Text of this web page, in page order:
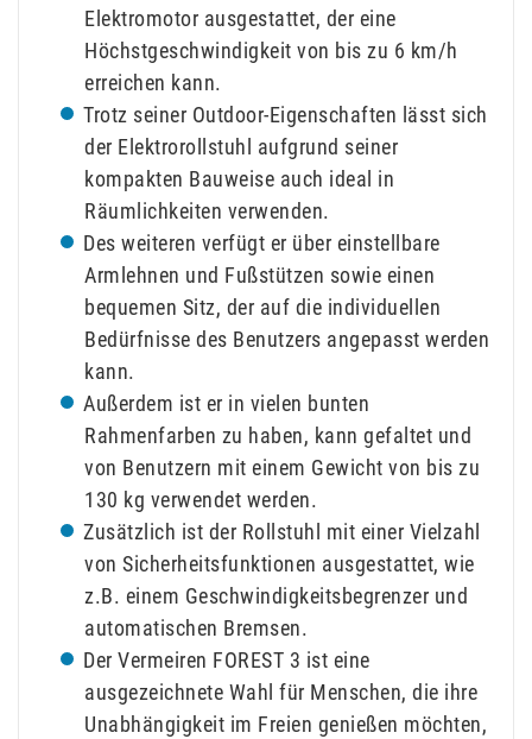
Elektromotor ausgestattet, der eine
Höchstgeschwindigkeit von bis zu 6 km/h
erreichen kann.
Trotz seiner Outdoor-Eigenschaften lässt sich
der Elektrorollstuhl aufgrund seiner
kompakten Bauweise auch ideal in
Räumlichkeiten verwenden.
Des weiteren verfügt er über einstellbare
Armlehnen und Fußstützen sowie einen
bequemen Sitz, der auf die individuellen
Bedürfnisse des Benutzers angepasst werden
kann.
Außerdem ist er in vielen bunten
Rahmenfarben zu haben, kann gefaltet und
von Benutzern mit einem Gewicht von bis zu
130 kg verwendet werden.
Zusätzlich ist der Rollstuhl mit einer Vielzahl
von Sicherheitsfunktionen ausgestattet, wie
z.B. einem Geschwindigkeitsbegrenzer und
automatischen Bremsen.
Der Vermeiren FOREST 3 ist eine
ausgezeichnete Wahl für Menschen, die ihre
Unabhängigkeit im Freien genießen möchten,